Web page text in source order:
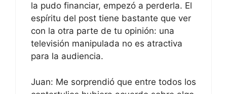
la pudo financiar, empezó a perderla. El
espíritu del post tiene bastante que ver
con la otra parte de tu opinión: una
televisión manipulada no es atractiva
para la audiencia.
Juan: Me sorprendió que entre todos los